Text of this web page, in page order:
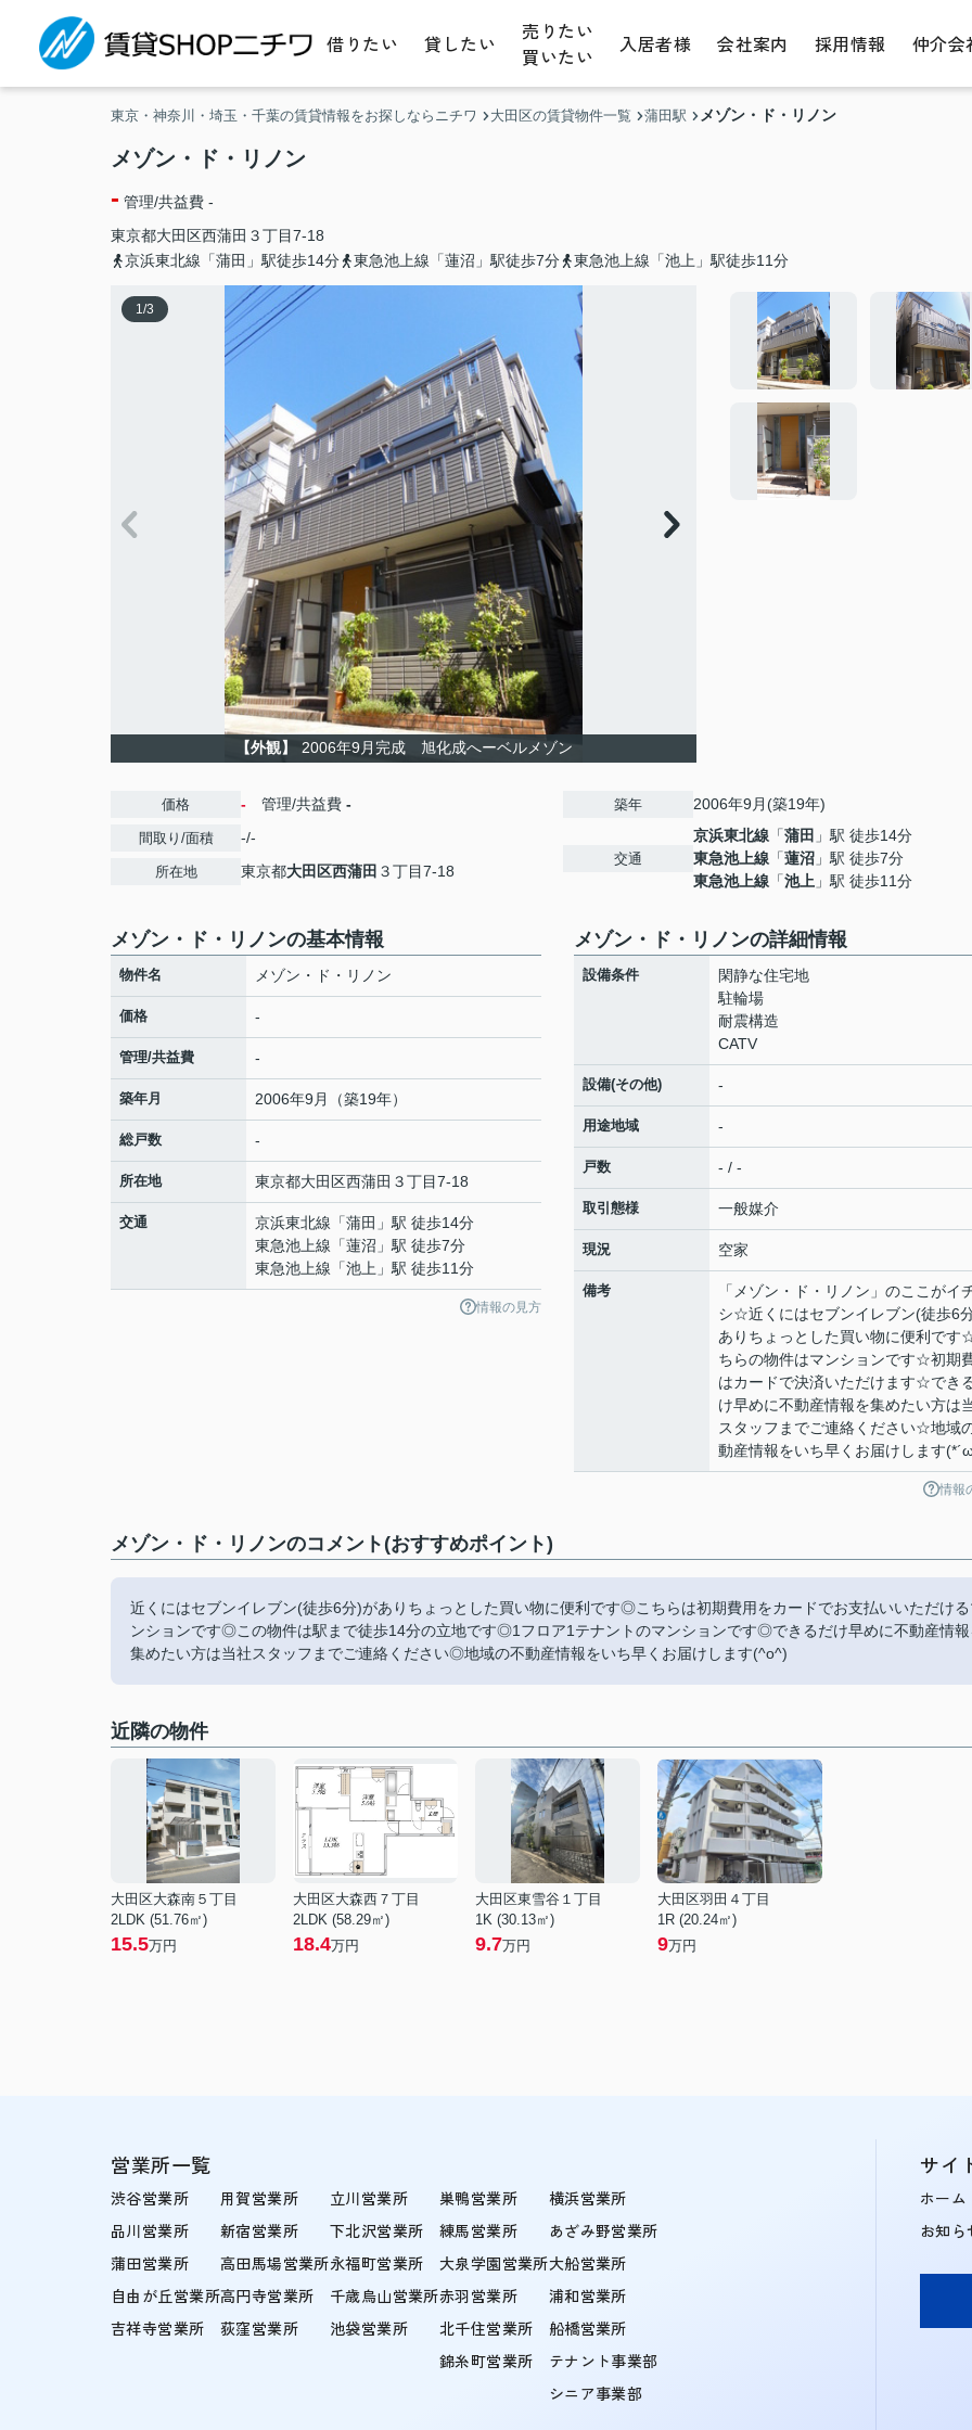
借りたい 貸したい
売りたい
買いたい
入居者様 会社案内 採用情報 仲介会
東京・神奈川・埼玉・千葉の賃貸情報をお探しならニチワ 大田区の賃貸物件一覧 蒲田駅 メゾン・ド・リノン
メゾン・ド・リノン
- 管理/共益費 -
東京都大田区西蒲田 ３丁目7-18
京浜東北線「蒲田」駅徒歩14分
東急池上線「蓮沼」駅徒歩7分 東急池上線「池上」駅徒歩11分
1/3
【外観】 2006年9月完成 旭化成へーベルメゾン
価格 - 管理/共益費 -
間取り/面積 -/-
所在地 東京都大田区西蒲田 ３丁目7-18
築年 2006年9月(築19年)
交通
京浜東北線 「蒲田 」駅 徒歩14分
東急池上線 「蓮沼 」駅 徒歩7分
東急池上線 「池上 」駅 徒歩11分
メゾン・ド・リノンの基本情報
物件名 メゾン・ド・リノン
価格 -
管理/共益費 -
築年月 2006年9月（築19年）
総戸数 -
所在地 東京都大田区西蒲田 ３丁目7-18
交通 京浜東北線 「蒲田 」駅 徒歩14分
東急池上線 「蓮沼 」駅 徒歩7分
東急池上線 「池上 」駅 徒歩11分
情報の見方
メゾン・ド・リノンの詳細情報
設備条件
閑静な住宅地
駐輪場
耐震構造
CATV
設備(その他) -
用途地域 -
戸数 - / -
取引態様 一般媒介
現況 空家
備考
「メゾン・ド・リノン」のここがイ
シ☆近くにはセブンイレブン(徒歩6
ありちょっとした買い物に便利です
ちらの物件はマンションです☆初期
はカードで決済いただけます☆でき
け早めに不動産情報を集めたい方は
スタッフまでご連絡ください☆地域
動産情報をいち早くお届けします
情報
メゾン・ド・リノンのコメント(おすすめポイント)
近くにはセブンイレブン(徒歩6分)がありちょっとした買い物に便利です◎こちらは初期費用をカードでお支払いいただける
ンションです◎この物件は駅まで徒歩14分の立地です◎1フロア1テナントのマンションです◎できるだけ早めに不動産情報
集めたい方は当社スタッフまでご連絡ください◎地域の不動産情報をいち早くお届けします(^o^)
近隣の物件
大田区大森南５丁目
2LDK (51.76㎡)
15.5万円
大田区大森西７丁目
2LDK (58.29㎡)
18.4万円
大田区東雪谷１丁目
1K (30.13㎡)
9.7万円
大田区羽田４丁目
1R (20.24㎡)
9万円
営業所一覧
渋谷営業所
品川営業所
蒲田営業所
自由が丘営業所
吉祥寺営業所
用賀営業所
新宿営業所
高田馬場営業所
高円寺営業所
荻窪営業所
立川営業所
下北沢営業所
永福町営業所
千歳烏山営業所
池袋営業所
巣鴨営業所
練馬営業所
大泉学園営業所
赤羽営業所
北千住営業所
錦糸町営業所
横浜営業所
あざみ野営業所
大船営業所
浦和営業所
船橋営業所
テナント事業部
シニア事業部
サイ
ホーム
お知ら